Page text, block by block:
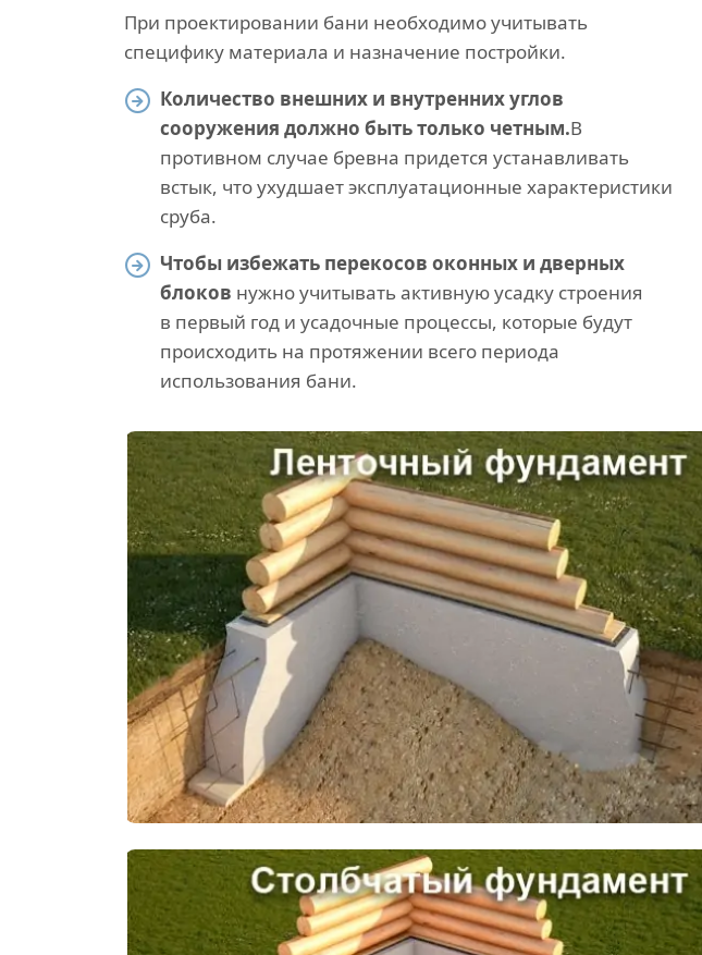
При проектировании бани необходимо учитывать
специфику материала и назначение постройки.
Количество внешних и внутренних углов
сооружения должно быть только четным.В
противном случае бревна придется устанавливать
встык, что ухудшает эксплуатационные характеристики
сруба.
Чтобы избежать перекосов оконных и дверных
блоков нужно учитывать активную усадку строения
в первый год и усадочные процессы, которые будут
происходить на протяжении всего периода
использования бани.